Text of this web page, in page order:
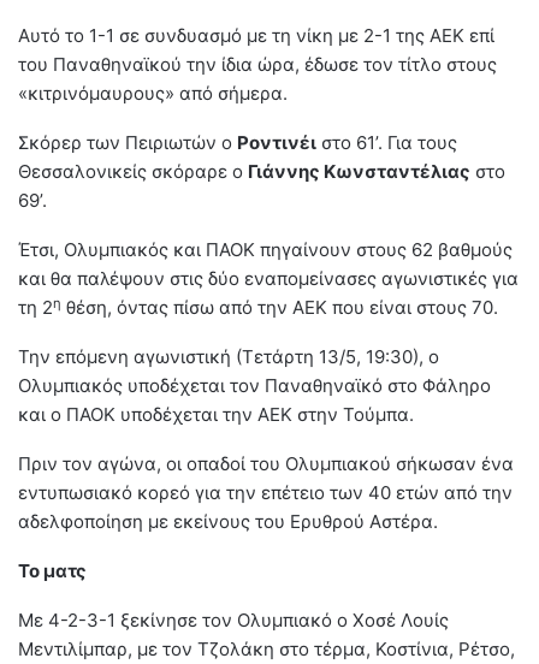
Αυτό το 1-1 σε συνδυασμό με τη νίκη με 2-1 της ΑΕΚ επί
του Παναθηναϊκού την ίδια ώρα, έδωσε τον τίτλο στους
«κιτρινόμαυρους» από σήμερα.
Σκόρερ των Πειριωτών ο Ροντινέι στο 61’. Για τους
Θεσσαλονικείς σκόραρε ο Γιάννης Κωνσταντέλιας στο
69’.
Έτσι, Ολυμπιακός και ΠΑΟΚ πηγαίνουν στους 62 βαθμούς
και θα παλέψουν στις δύο εναπομείνασες αγωνιστικές για
τη 2η θέση, όντας πίσω από την ΑΕΚ που είναι στους 70.
Την επόμενη αγωνιστική (Τετάρτη 13/5, 19:30), ο
Ολυμπιακός υποδέχεται τον Παναθηναϊκό στο Φάληρο
και ο ΠΑΟΚ υποδέχεται την ΑΕΚ στην Τούμπα.
Πριν τον αγώνα, οι οπαδοί του Ολυμπιακού σήκωσαν ένα
εντυπωσιακό κορεό για την επέτειο των 40 ετών από την
αδελφοποίηση με εκείνους του Ερυθρού Αστέρα.
Το ματς
Με 4-2-3-1 ξεκίνησε τον Ολυμπιακό ο Χοσέ Λουίς
Μεντιλίμπαρ, με τον Τζολάκη στο τέρμα, Κοστίνια, Ρέτσο,